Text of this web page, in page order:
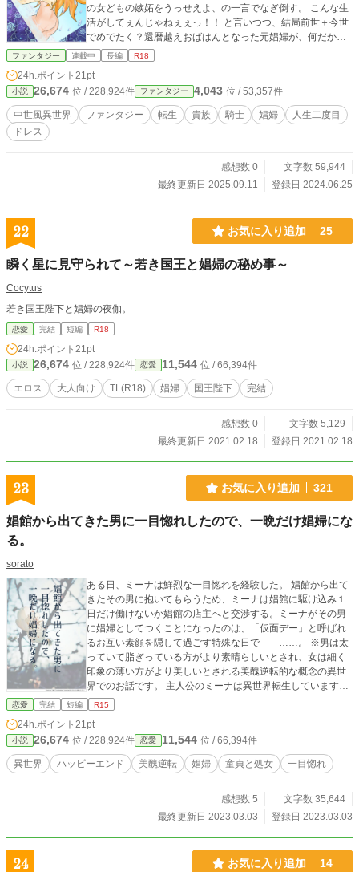
の女どもの嫉妬をうっせえよ、の一言でなぎ倒す。 こんな生
活がしてぇんじゃねぇぇっ！！ と言いつつ、結局前世＋今世
でめでたく？還暦越えおばはんとなった元娼婦が、何だかや
と 若い連中の世話焼きながら、過ごす物語。 ※本編がとみに
を分離することにいたしました。 本編共々楽しんでいただけ
たら幸いです。
ファンタジー 連載中 長編 R18
24h.ポイント 21pt
小説 26,674 位 / 228,924件 ファンタジー 4,043 位 / 53,357件
中世風異世界 ファンタジー 転生 貴族 騎士 娼婦
人生二度目
ドレス
感想数 0
文字数 59,944
最終更新日 2025.09.11
登録日 2024.06.25
22 お気に入り追加 25
瞬く星に見守られて～若き国王と娼婦の秘め事～
Cocytus
若き国王陛下と娼婦の夜伽。
恋愛 完結 短編 R18
24h.ポイント 21pt
小説 26,674 位 / 228,924件 恋愛 11,544 位 / 66,394件
エロス 大人向け TL(R18) 娼婦 国王陛下 完結
感想数 0
文字数 5,129
最終更新日 2021.02.18
登録日 2021.02.18
23 お気に入り追加 321
娼館から出てきた男に一目惚れしたので、一晩だけ娼婦にな
る。
sorato
ある日、ミーナは鮮烈な一目惚れを経験した。 娼館から出て
きたその男に抱いてもらうため、ミーナは娼館に駆け込み１
日だけ働けないか娼館の店主へと交渉する。ミーナがその男
に娼婦としてつくことになったのは、「仮面デー」と呼ばれ
るお互い素顔を隠して過ごす特殊な日で――……。 ※男は太
っていて脂ぎっている方がより素晴らしいとされ、女は細く
印象の薄い方がより美しいとされる美醜逆転的な概念の異世
界でのお話です。 主人公のミーナは異世界転生しています
が、美醜観だけ影響する程度でありそれ以外の大きな転生要
ういうことを匂わす言葉はたくさん出てきますのでR15指定
しています。苦手な方はバックしてください。 見なくても全
く影響はありませんが、「気付いたら異世界の娼館に売られ
ていたけど、なんだかんだ美男子に救われる話。」と同じ世
恋愛 完結 短編 R15
24h.ポイント 21pt
小説 26,674 位 / 228,924件 恋愛 11,544 位 / 66,394件
異世界 ハッピーエンド 美醜逆転 娼婦 童貞と処女 一目惚れ
感想数 5
文字数 35,644
最終更新日 2023.03.03
登録日 2023.03.03
24 お気に入り追加 14